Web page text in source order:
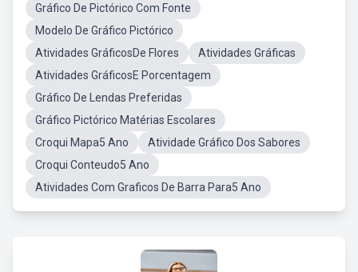
Gráfico De Pictórico Com Fonte
Modelo De Gráfico Pictórico
Atividades GráficosDe Flores
Atividades Gráficas
Atividades GráficosE Porcentagem
Gráfico De Lendas Preferidas
Gráfico Pictórico Matérias Escolares
Croqui Mapa5 Ano
Atividade Gráfico Dos Sabores
Croqui Conteudo5 Ano
Atividades Com Graficos De Barra Para5 Ano